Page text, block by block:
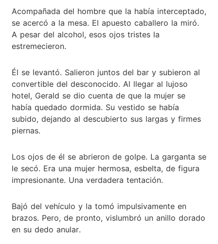
Acompañada del hombre que la había interceptado,
se acercó a la mesa. El apuesto caballero la miró.
A pesar del alcohol, esos ojos tristes la
estremecieron.
Él se levantó. Salieron juntos del bar y subieron al
convertible del desconocido. Al llegar al lujoso
hotel, Gerald se dio cuenta de que la mujer se
había quedado dormida. Su vestido se había
subido, dejando al descubierto sus largas y firmes
piernas.
Los ojos de él se abrieron de golpe. La garganta se
le secó. Era una mujer hermosa, esbelta, de figura
impresionante. Una verdadera tentación.
Bajó del vehículo y la tomó impulsivamente en
brazos. Pero, de pronto, vislumbró un anillo dorado
en su dedo anular.